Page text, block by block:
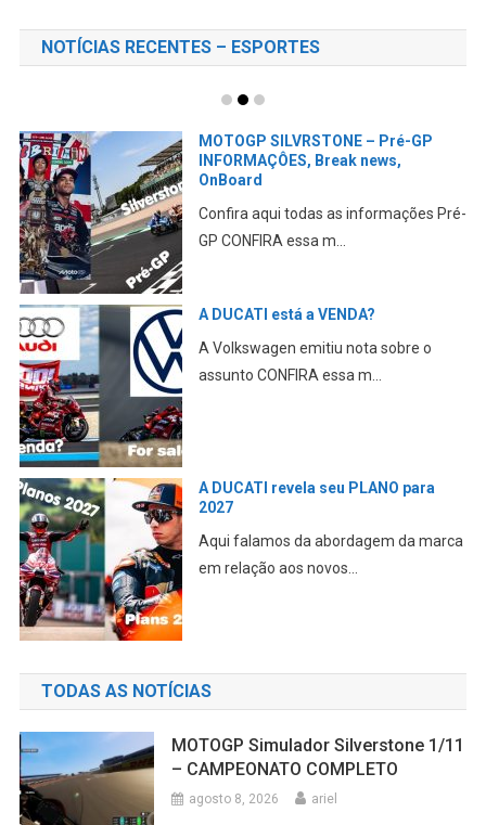
NOTÍCIAS RECENTES – ESPORTES
MOTOGP SILVRSTONE – Pré-GP
INFORMAÇÔES, Break news,
OnBoard
Confira aqui todas as informações Pré-
GP CONFIRA essa m...
A DUCATI está a VENDA?
A Volkswagen emitiu nota sobre o
assunto CONFIRA essa m...
A DUCATI revela seu PLANO para
2027
Aqui falamos da abordagem da marca
em relação aos novos...
TODAS AS NOTÍCIAS
MOTOGP Simulador Silverstone 1/11
– CAMPEONATO COMPLETO
agosto 8, 2026 ariel